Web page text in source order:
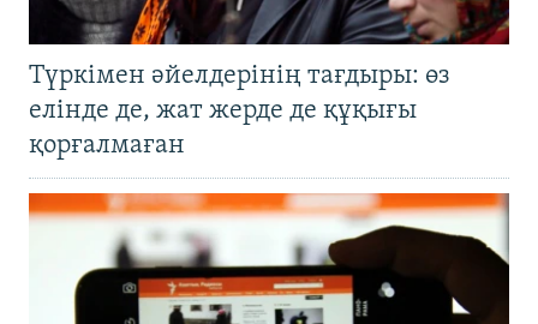
Түркімен әйелдерінің тағдыры: өз
елінде де, жат жерде де құқығы
қорғалмаған